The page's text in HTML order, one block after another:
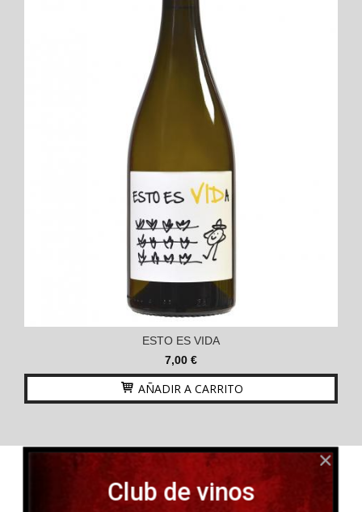
ESTO ES VIDA
7,00 €
AÑADIR A CARRITO
#HASHTAG
Club de vinos